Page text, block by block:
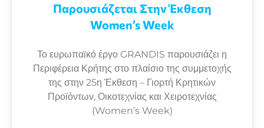
Παρουσιάζεται Στην Έκθεση
Women’s Week
Το ευρωπαϊκό έργο GRANDIS παρουσιάζει η
Περιφέρεια Κρήτης στο πλαίσιο της συμμετοχής
της στην 25η Έκθεση – Γιορτή Κρητικών
Προϊόντων, Οικοτεχνίας και Χειροτεχνίας
(Women’s Week)